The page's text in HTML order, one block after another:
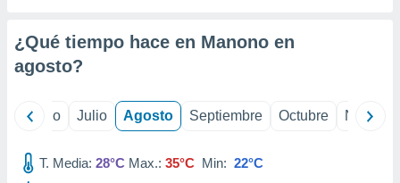
e
mediante
publicidad
publicidad
¿Qué tiempo hace en Manono en
agosto?
Junio Julio Agosto Septiembre Octubre
T. Media: 28°C Max.: 35°C Min: 22°C